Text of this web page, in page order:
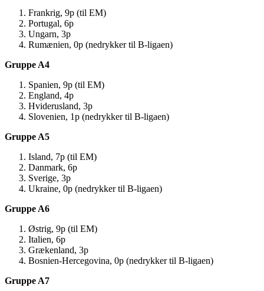
Frankrig, 9p (til EM)
Portugal, 6p
Ungarn, 3p
Rumænien, 0p (nedrykker til B-ligaen)
Gruppe A4
Spanien, 9p (til EM)
England, 4p
Hviderusland, 3p
Slovenien, 1p (nedrykker til B-ligaen)
Gruppe A5
Island, 7p (til EM)
Danmark, 6p
Sverige, 3p
Ukraine, 0p (nedrykker til B-ligaen)
Gruppe A6
Østrig, 9p (til EM)
Italien, 6p
Grækenland, 3p
Bosnien-Hercegovina, 0p (nedrykker til B-ligaen)
Gruppe A7